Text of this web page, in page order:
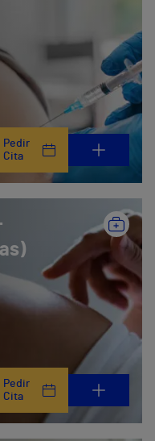
Pedir
Cita
Pedir
Cita